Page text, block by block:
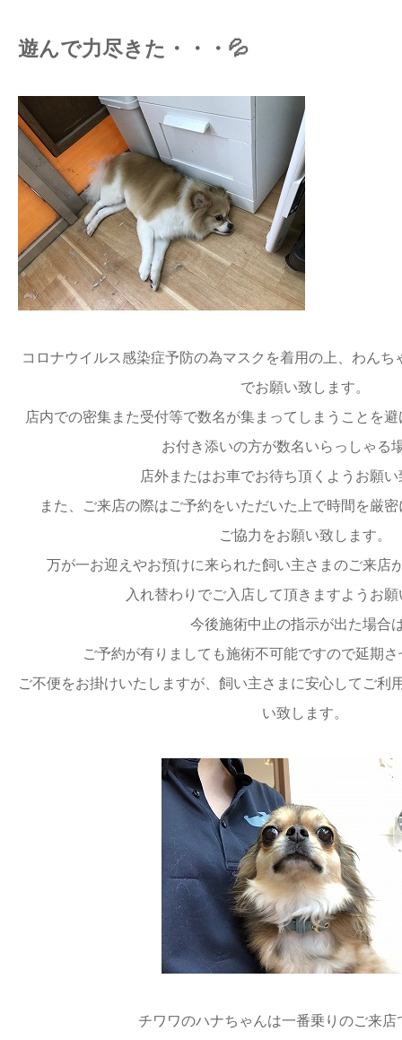
遊んで力尽きた・・・💦
コロナウイルス感染症予防の為マスクを着用の上、わん
でお願い致します。
店内での密集また受付等で数名が集まってしまうことを
お付き添いの方が数名いらっしゃる
店外またはお車でお待ち頂くようお願
また、ご来店の際はご予約をいただいた上で時間を厳
ご協力をお願い致します。
万が一お迎えやお預けに来られた飼い主さまのご来店
入れ替わりでご入店して頂きますようお
今後施術中止の指示が出た場合
ご予約が有りましても施術不可能ですので延期
ご不便をお掛けいたしますが、飼い主さまに安心してご利
い致します。
チワワのハナちゃんは一番乗りのご来